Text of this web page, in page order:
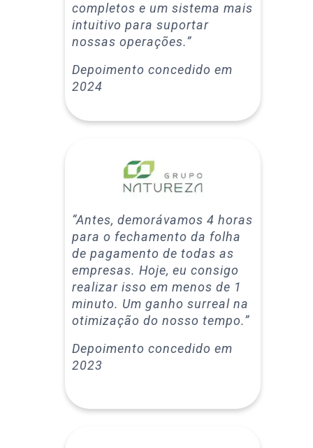
completos e um sistema mais
intuitivo para suportar
nossas operações.”
Depoimento concedido em
2024
“Antes, demorávamos 4 horas
para o fechamento da folha
de pagamento de todas as
empresas. Hoje, eu consigo
realizar isso em menos de 1
minuto. Um ganho surreal na
otimização do nosso tempo.”
Depoimento concedido em
2023